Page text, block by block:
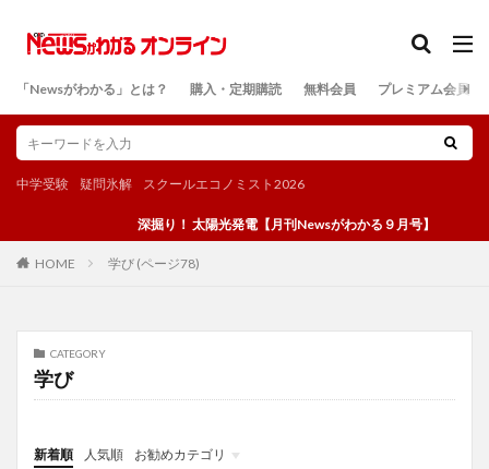
「Newsがわかる」とは？ 購入・定期購読 無料会員 プレミアム会員
中学受験 疑問氷解 スクールエコノミスト2026
深掘り！ 太陽光発電【月刊Newsがわかる９月号】
HOME 学び (ページ78)
CATEGORY
学び
新着順 人気順
お勧めカテゴリ
検索